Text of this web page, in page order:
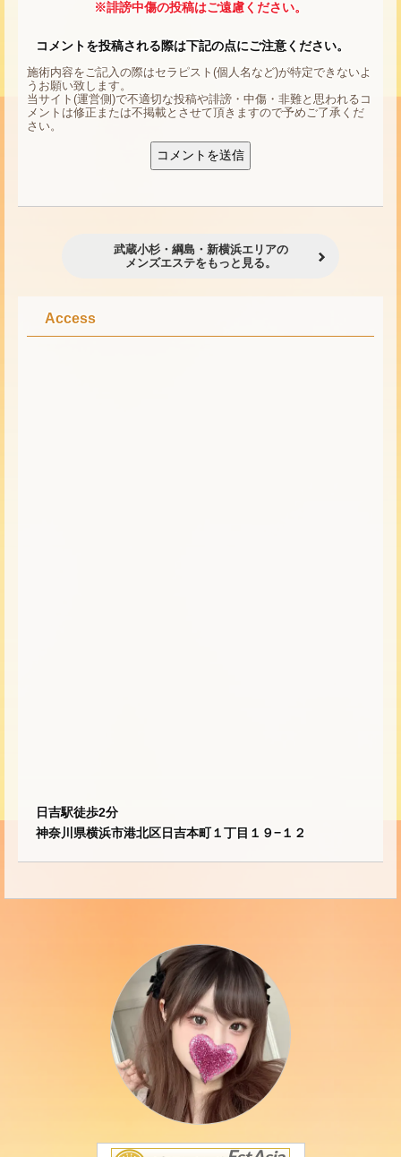
※誹謗中傷の投稿はご遠慮ください。
コメントを投稿される際は下記の点にご注意ください。
施術内容をご記入の際はセラピスト(個人名など)が特定できないよ
うお願い致します。
当サイト(運営側)で不適切な投稿や誹謗・中傷・非難と思われるコ
メントは修正または不掲載とさせて頂きますので予めご了承くだ
さい。
武蔵小杉・綱島・新横浜エリアの
メンズエステをもっと見る。
Access
日吉駅徒歩2分
神奈川県横浜市港北区日吉本町１丁目１９−１２